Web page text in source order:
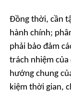
Đồng thời, cần
hành chính;
phải bảo đảm
trách nhiệm
hướng chung
kiệm thời gian,